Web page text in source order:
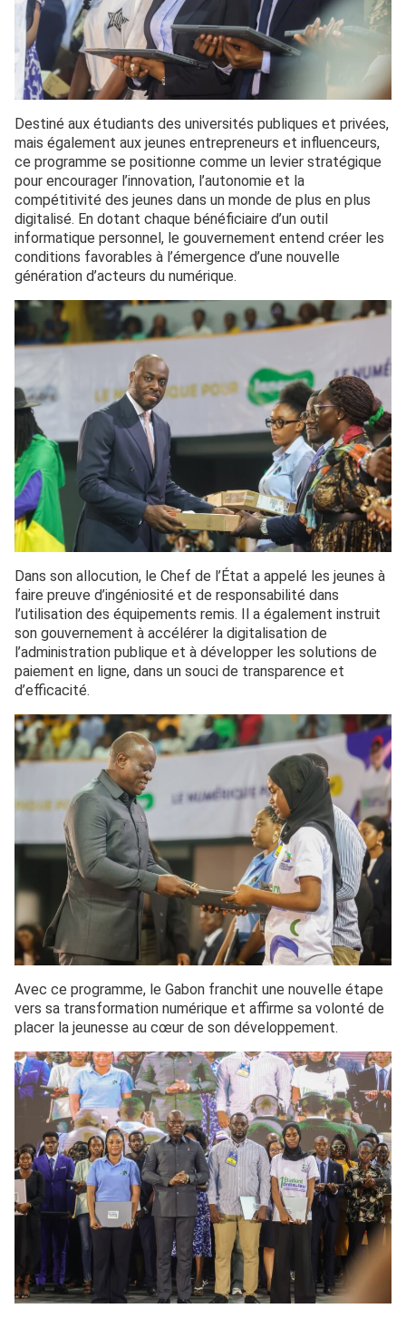
Destiné aux étudiants des universités publiques et privées,
mais également aux jeunes entrepreneurs et influenceurs,
ce programme se positionne comme un levier stratégique
pour encourager l’innovation, l’autonomie et la
compétitivité des jeunes dans un monde de plus en plus
digitalisé. En dotant chaque bénéficiaire d’un outil
informatique personnel, le gouvernement entend créer les
conditions favorables à l’émergence d’une nouvelle
génération d’acteurs du numérique.
Dans son allocution, le Chef de l’État a appelé les jeunes à
faire preuve d’ingéniosité et de responsabilité dans
l’utilisation des équipements remis. Il a également instruit
son gouvernement à accélérer la digitalisation de
l’administration publique et à développer les solutions de
paiement en ligne, dans un souci de transparence et
d’efficacité.
Avec ce programme, le Gabon franchit une nouvelle étape
vers sa transformation numérique et affirme sa volonté de
placer la jeunesse au cœur de son développement.